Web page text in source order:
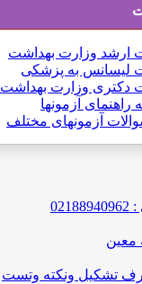
ارشد وزارت بهداشت
لیسانس به پزشکی
دکتری وزارت بهداشت
راهنمای آزمونها
آزمونهای مختلف
معین
تشکیل ونکته وتست